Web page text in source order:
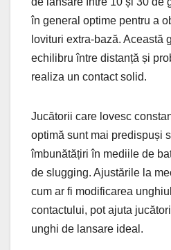
în general optime pentru a
lovituri extra-bază. Această
echilibru între distanță și
realiza un contact solid.
Jucătorii care lovesc
optimă sunt mai predispuși
îmbunătățiri în mediile de
de slugging. Ajustările la
cum ar fi modificarea
contactului, pot ajuta
unghi de lansare ideal.